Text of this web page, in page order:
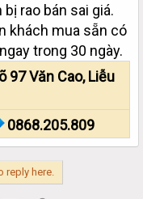
rao bán sai giá.
khách mua sẵn có
trong 30 ngày.
97 Văn Cao, Liễu
0868.205.809
reply here.